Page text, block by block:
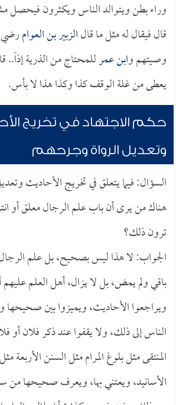
وراء بطن ويتوالد الناس ويكثرون فيحصل
قال فيقال له مثل ما قالالزبير بن العوامرضي
وصيتهم وابن عمرللمحتاج من الذرية إذاً..
يعطى من غلة الوقف كذا وكذا هذا لا بأس.
حكم الاجتهاد في تخريج
وتعديل الرواة وجرحهم
السؤال: فيما يتعلق في تخريج الأحاديث
هناك من يرى أن باب علم الرجال معلق أو
ترون ذلك؟
الجواب: لا هذا ليس بصحيح، بل علم
باقي ولم يمض، بل لا يزال، أهل العلم عليهم
ويراجعوا الأحاديث، ويميزوا بين صحيحها
الناس إلى ذلك، ولا يقفوا عند ذكر فلان أو
المنتقى مثل بلوغ المرام مثل السنن الأربعة
الأسانيد، ويعتني بها، ويعرف صحيحها من